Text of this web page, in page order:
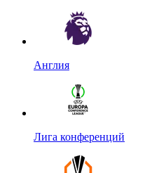
Англия
Лига конференций